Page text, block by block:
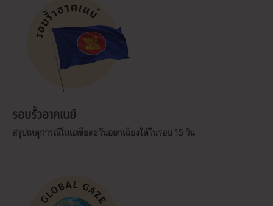
รอบรั้วอาคเนย์
สรุปเหตุการณ์ในเอเชียตะวันออกเฉียงใต้ในรอบ 15 วัน